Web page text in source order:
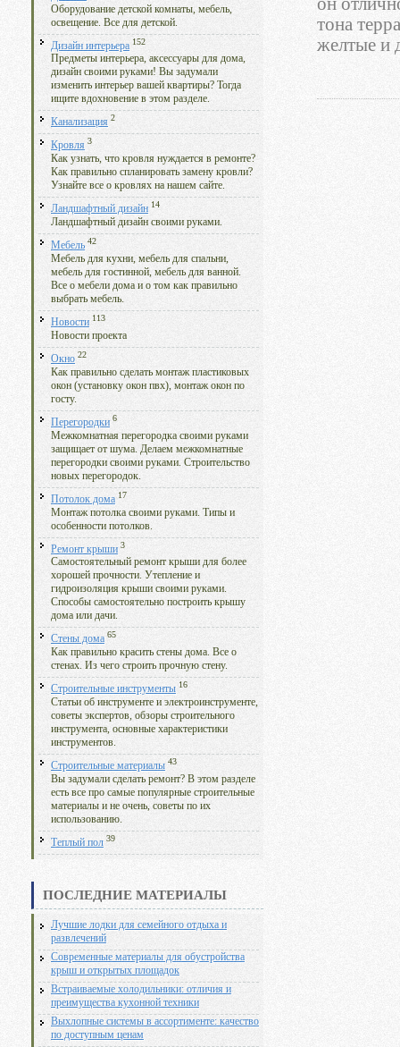
Оборудование детской комнаты, мебель,
освещение. Все для детской.
Дизайн интерьера 152
Предметы интерьера, аксессуары для дома,
дизайн своими руками! Вы задумали
изменить интерьер вашей квартиры? Тогда
ищите вдохновение в этом разделе.
Канализация 2
Кровля 3
Как узнать, что кровля нуждается в ремонте?
Как правильно спланировать замену кровли?
Узнайте все о кровлях на нашем сайте.
Ландшафтный дизайн 14
Ландшафтный дизайн своими руками.
Мебель 42
Мебель для кухни, мебель для спальни,
мебель для гостинной, мебель для ванной.
Все о мебели дома и о том как правильно
выбрать мебель.
Новости 113
Новости проекта
Окно 22
Как правильно сделать монтаж пластиковых
окон (установку окон пвх), монтаж окон по
госту.
Перегородки 6
Межкомнатная перегородка своими руками
защищает от шума. Делаем межкомнатные
перегородки своими руками. Строительство
новых перегородок.
Потолок дома 17
Монтаж потолка своими руками. Типы и
особенности потолков.
Ремонт крыши 3
Самостоятельный ремонт крыши для более
хорошей прочности. Утепление и
гидроизоляция крыши своими руками.
Способы самостоятельно построить крышу
дома или дачи.
Стены дома 65
Как правильно красить стены дома. Все о
стенах. Из чего строить прочную стену.
Строительные инструменты 16
Статьи об инструменте и электроинструменте,
советы экспертов, обзоры строительного
инструмента, основные характеристики
инструментов.
Строительные материалы 43
Вы задумали сделать ремонт? В этом разделе
есть все про самые популярные строительные
материалы и не очень, советы по их
использованию.
Теплый пол 39
ПОСЛЕДНИЕ МАТЕРИАЛЫ
Лучшие лодки для семейного отдыха и
развлечений
Современные материалы для обустройства
крыш и открытых площадок
Встраиваемые холодильники: отличия и
преимущества кухонной техники
Выхлопные системы в ассортименте: качество
по доступным ценам
тона
желтые и